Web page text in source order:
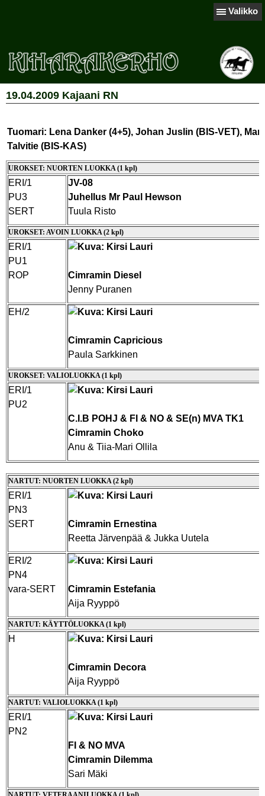
Valikko
19.04.2009 Kajaani RN
Tuomari: Lena Danker (4+5), Johan Juslin (BIS-VET),
Talvitie (BIS-KAS)
UROKSET: NUORTEN LUOKKA (1 kpl)
ERI/1
PU3
SERT
JV-08
Juhellus Mr Paul Hewson
Tuula Risto
UROKSET: AVOIN LUOKKA (2 kpl)
ERI/1
PU1
ROP
Cimramin Diesel
Jenny Puranen
EH/2
Cimramin Capricious
Paula Sarkkinen
UROKSET: VALIOLUOKKA (1 kpl)
ERI/1
PU2
C.I.B POHJ & FI & NO & SE(n) MVA TK1
Cimramin Choko
Anu & Tiia-Mari Ollila
NARTUT: NUORTEN LUOKKA (2 kpl)
ERI/1
PN3
SERT
Cimramin Ernestina
Reetta Järvenpää & Jukka Uutela
ERI/2
PN4
vara-SERT
Cimramin Estefania
Aija Ryyppö
NARTUT: KÄYTTÖLUOKKA (1 kpl)
H
Cimramin Decora
Aija Ryyppö
NARTUT: VALIOLUOKKA (1 kpl)
ERI/1
PN2
FI & NO MVA
Cimramin Dilemma
Sari Mäki